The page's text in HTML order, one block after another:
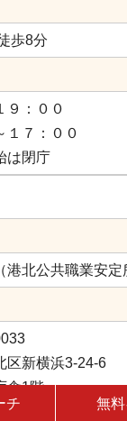
チ 無
歩8分
９：００
１７：００
は閉庁
（港北公共職業安定
区新横浜3-24-6
舎1階
〒222-0033